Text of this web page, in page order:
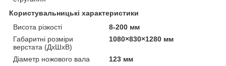
Користувальницькі характеристики
Висота різкості
8-200 мм
Габаритні розміри
верстата (ДхШхВ)
1080×830×1280 мм
Діаметр ножового вала
123 мм